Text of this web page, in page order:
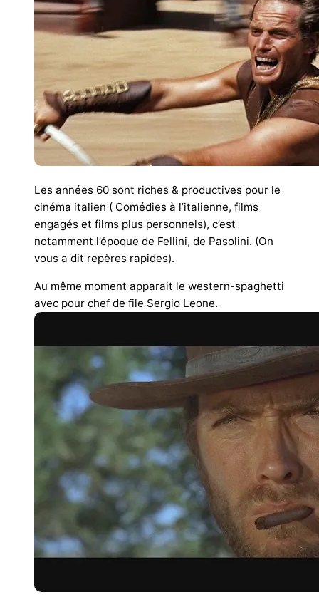
Les années 60 sont riches & productives pour le
cinéma italien ( Comédies à l’italienne, films
engagés et films plus personnels), c’est
notamment l’époque de Fellini, de Pasolini. (On
vous a dit repères rapides).
Au même moment apparait le western-spaghetti
avec pour chef de file Sergio Leone.